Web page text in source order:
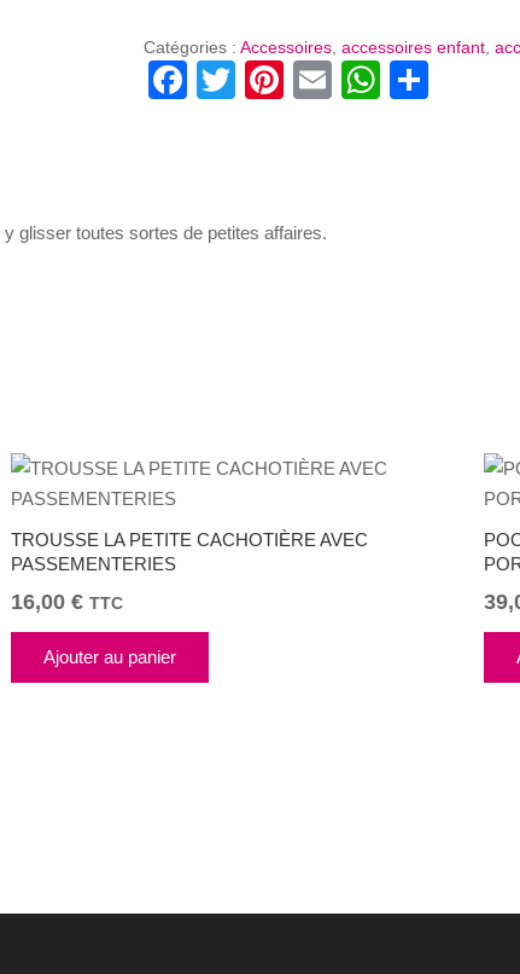
DE
TOILETTE
LA
Catégories : Accessoires, accessoires enfant,
Facebook
TwitterPinterest
Email
glisser toutes sortes de petites affaires.
TROUSSE LA PETITE CACHOTIÈRE AVEC
PASSEMENTERIES
16,00 € TTC
Ajouter au panier